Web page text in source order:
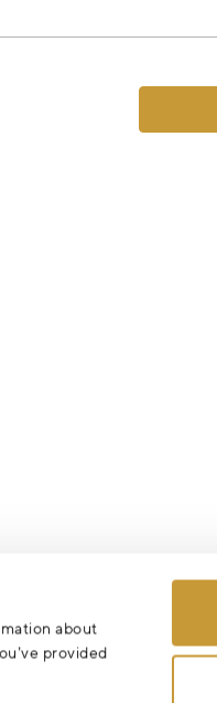
about
provided